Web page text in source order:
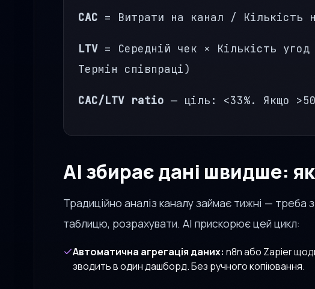
CAC = Витрати на канал / Кількість
LTV = Середній чек × Кількість
Термін співпраці)
CAC/LTV ratio — ціль: <33%. Якщо
AI збирає дані швидше:
Традиційно аналіз каналу займає тижні — треба
таблицю, розрахувати. AI прискорює цей цикл:
Автоматична агрегація даних: n8n або Zapier
зводить в один дашборд. Без ручного копіювання.